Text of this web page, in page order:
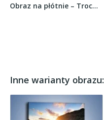
Obraz na płótnie – Trochę zimy trochę lata –...
Inne warianty obrazu: